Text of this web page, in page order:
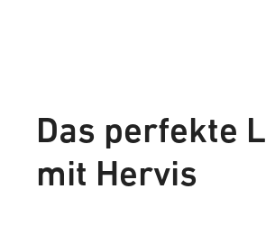
Das perfekte
mit Hervis